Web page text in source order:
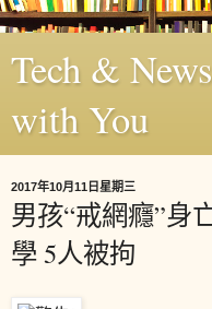
Tech &
with You
2017年10月11日星期三
男孩“戒網癮”身
學 5人被拘